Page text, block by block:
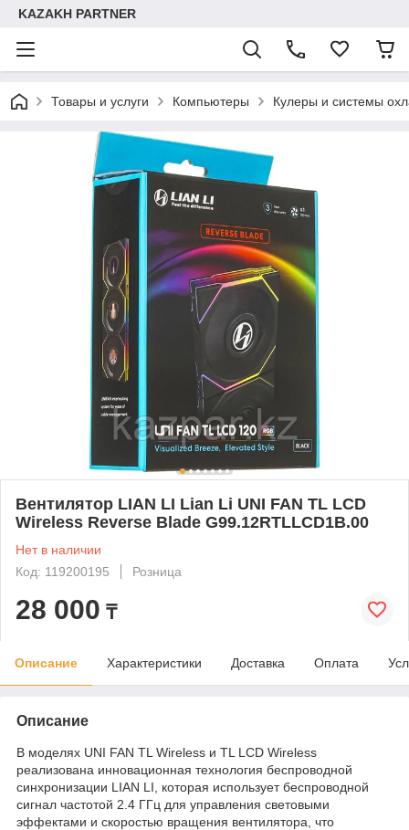
KAZAKH PARTNER
Товары и услуги Компьютеры Кулеры и системы
Вентилятор LIAN LI Lian Li UNI FAN TL LCD
Wireless Reverse Blade G99.12RTLLCD1B.00
Нет в наличии
Код: 119200195
Розница
28 000 ₸
Описание Характеристики Доставка Оплата
Описание
В моделях UNI FAN TL Wireless и TL LCD Wireless
реализована инновационная технология беспроводной
синхронизации LIAN LI, которая использует беспроводной
сигнал частотой 2.4 ГГц для управления световыми
эффектами и скоростью вращения вентилятора, что